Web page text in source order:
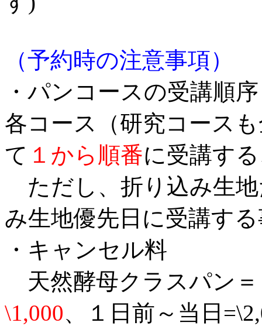
（予約時の注意事項）
・パンコースの受講順序
各コース（研究コース
て １から順番に受講す
ただし、折り込み生
み生地優先日に受講す
・キャンセル料
天然酵母クラスパン＝
\1,000、１日前～当日